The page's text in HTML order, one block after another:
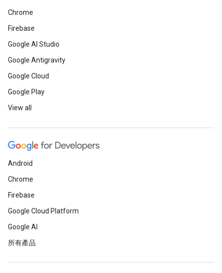
Chrome
Firebase
Google AI Studio
Google Antigravity
Google Cloud
Google Play
View all
Android
Chrome
Firebase
Google Cloud Platform
Google AI
所有產品